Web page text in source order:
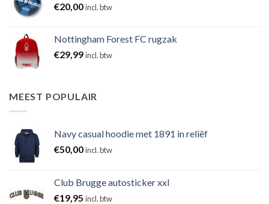
€20,00incl. btw
Nottingham Forest FC rugzak
€29,99incl. btw
MEEST POPULAIR
Navy casual hoodie met 1891 in reliëf
€50,00incl. btw
Club Brugge autosticker xxl
€19,95 incl. btw